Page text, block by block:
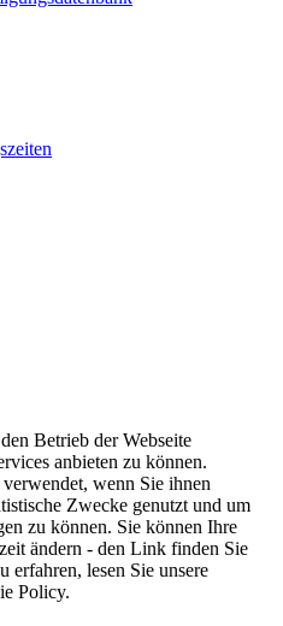
Betrieb der Webseite
anbieten zu können.
wenn Sie ihnen
Zwecke genutzt und um
zu können. Sie können Ihre
ändern - den Link finden Sie
erfahren, lesen Sie unsere
Policy.